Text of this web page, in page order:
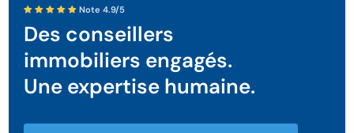
Note 4.9/5
Des conseillers
immobiliers engagés.
Une expertise humaine.